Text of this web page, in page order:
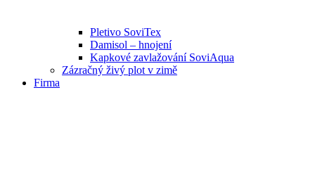
Pletivo SoviTex
Damisol – hnojení
Kapkové zavlažování SoviAqua
Zázračný živý plot v zimě
Firma